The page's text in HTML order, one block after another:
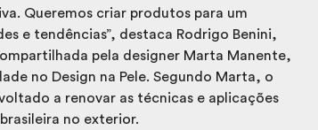
Queremos criar produtos para um
e tendências”, destaca Rodrigo Benini,
pela designer Marta Manente,
no Design na Pele. Segundo Marta, o
a renovar as técnicas e aplicações
no exterior.